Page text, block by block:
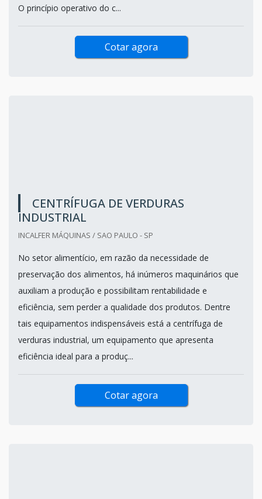
O princípio operativo do c...
Cotar agora
CENTRÍFUGA DE VERDURAS
INDUSTRIAL
INCALFER MÁQUINAS / SAO PAULO - SP
No setor alimentício, em razão da necessidade de
preservação dos alimentos, há inúmeros maquinários que
auxiliam a produção e possibilitam rentabilidade e
eficiência, sem perder a qualidade dos produtos. Dentre
tais equipamentos indispensáveis está a centrífuga de
verduras industrial, um equipamento que apresenta
eficiência ideal para a produç...
Cotar agora